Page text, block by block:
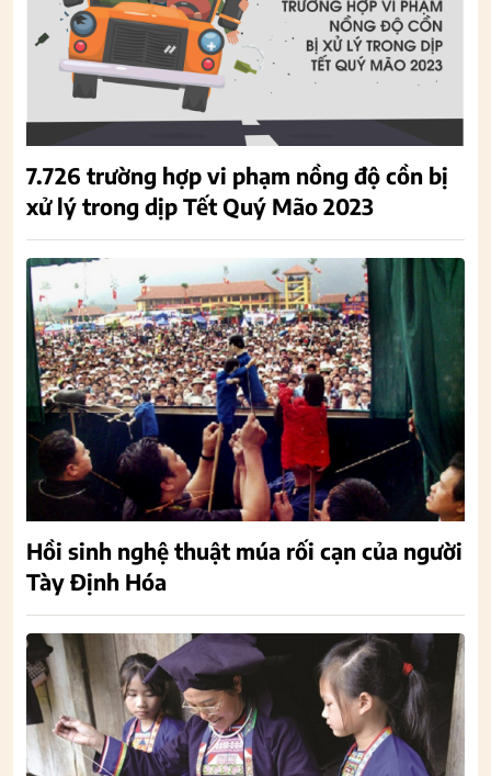
7.726 trường hợp vi phạm nồng độ cồn bị
xử lý trong dịp Tết Quý Mão 2023
Hồi sinh nghệ thuật múa rối cạn của người
Tày Định Hóa